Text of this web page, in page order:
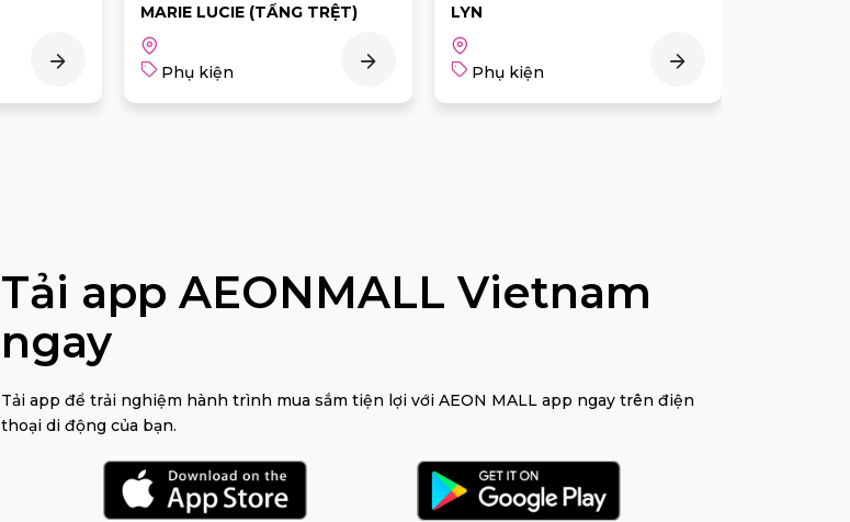
MARIE LUCIE (TẦNG TRỆT)
Phụ kiện
LYN
Phụ kiện
Tải app AEONMALL Vietnam
ngay
Tải app để trải nghiệm hành trình mua sắm tiện lợi với AEON MALL app ngay trên điện
thoại di động của bạn.